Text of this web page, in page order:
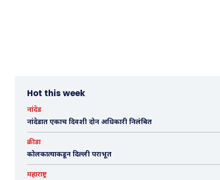
Hot this week
नांदेड
नांदेडात एकाच दिवशी दोन अधिकारी निलंबित
क्रीडा
कोलकात्याकडून दिल्ली पराभूत
महाराष्ट्र